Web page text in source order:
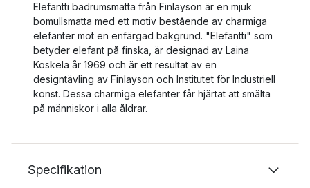
Elefantti badrumsmatta från Finlayson är en mjuk
bomullsmatta med ett motiv bestående av charmiga
elefanter mot en enfärgad bakgrund. "Elefantti" som
betyder elefant på finska, är designad av Laina
Koskela år 1969 och är ett resultat av en
designtävling av Finlayson och Institutet för Industriell
konst. Dessa charmiga elefanter får hjärtat att smälta
på människor i alla åldrar.
Specifikation